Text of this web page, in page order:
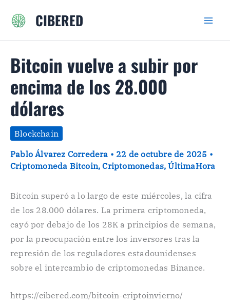
CIBERED
Bitcoin vuelve a subir por
encima de los 28.000
dólares
Blockchain
Pablo Álvarez Corredera • 22 de octubre de 2025 •
Criptomoneda Bitcoin,Criptomonedas,ÚltimaHora
Bitcoin superó a lo largo de este miércoles, la cifra
de los 28.000 dólares. La primera criptomoneda,
cayó por debajo de los 28K a principios de semana,
por la preocupación entre los inversores tras la
represión de los reguladores estadounidenses
sobre el intercambio de criptomonedas Binance.
https://cibered.com/bitcoin-criptoinvierno/